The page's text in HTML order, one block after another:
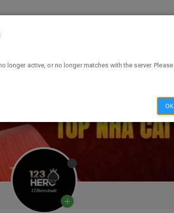
longer active, or no longer matches with the server. Please
OK